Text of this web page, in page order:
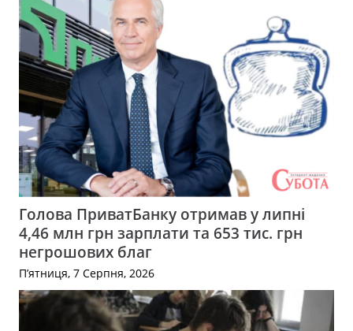
Голова ПриватБанку отримав у липні
4,46 млн грн зарплати та 653 тис. грн
негрошових благ
П’ятниця, 7 Серпня, 2026